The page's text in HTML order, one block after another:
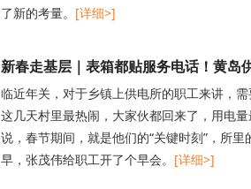
了新的考量。 [详细>]
新春走基层｜表箱都贴服务电话！黄岛
临近年关，对于乡镇上供电所的职工来讲，
这几天村里最热闹，大家伙都回来了，用电
说，春节期间，就是他们的“关键时刻”，所
早，张茂伟给职工开了个早会。 [详细>]